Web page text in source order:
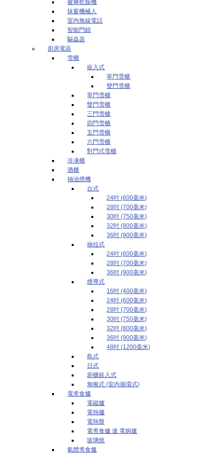
被褥乾燥機
抹窗機械人
室內無線電話
智能門鎖
驅蟲器
廚房電器
雪櫃
嵌入式
單門雪櫃
雙門雪櫃
單門雪櫃
雙門雪櫃
三門雪櫃
四門雪櫃
五門雪櫃
六門雪櫃
對門式雪櫃
冷凍櫃
酒櫃
抽油煙機
台式
24吋 (600毫米)
28吋 (700毫米)
30吋 (750毫米)
32吋 (800毫米)
36吋 (900毫米)
抽拉式
24吋 (600毫米)
28吋 (700毫米)
36吋 (900毫米)
煙導式
16吋 (400毫米)
24吋 (600毫米)
28吋 (700毫米)
30吋 (750毫米)
32吋 (800毫米)
36吋 (900毫米)
48吋 (1200毫米)
島式
日式
廚櫃嵌入式
無喉式 (室內循環式)
電煮食爐
電磁爐
電熱爐
電熱盤
電煮食爐 連 電焗爐
玻璃燒
氣體煮食爐